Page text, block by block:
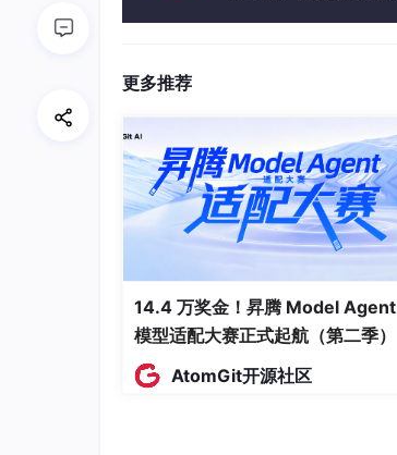
4. 循环语句
更多推荐
14.4 万奖金！昇腾 Model Agent
模型适配大赛正式起航（第二季）
AtomGit开源社区